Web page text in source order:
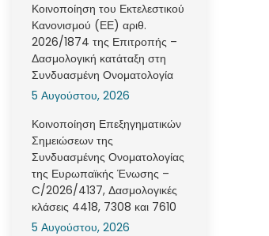
Κοινοποίηση του Εκτελεστικού
Κανονισμού (ΕΕ) αριθ.
2026/1874 της Επιτροπής –
Δασμολογική κατάταξη στη
Συνδυασμένη Ονοματολογία
5 Αυγούστου, 2026
Κοινοποίηση Επεξηγηματικών
Σημειώσεων της
Συνδυασμένης Ονοματολογίας
της Ευρωπαϊκής Ένωσης –
C/2026/4137, Δασμολογικές
κλάσεις 4418, 7308 και 7610
5 Αυγούστου, 2026